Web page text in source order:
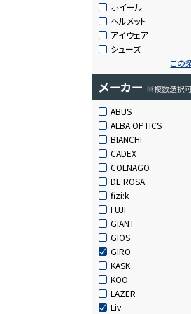
ホイール
ヘルメット
アイウェア
シューズ
この
メーカー ※複数選択
ABUS
ALBA OPTICS
BIANCHI
CADEX
COLNAGO
DE ROSA
fizi:k
FUJI
GIANT
GIOS
GIRO
KASK
KOO
LAZER
Liv